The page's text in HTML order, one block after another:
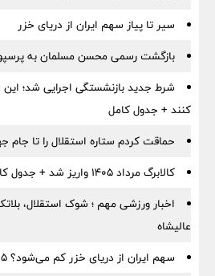
سیر تا پیاز سهم ایران از دریای خزر
بازگشت رسمی محسن مسلمان به
کنند + جدول کامل
حماقت کردم ستاره استقلال را تا جام
کالابرگ مرداد ۱۴۰۵ واریز شد + جدول کامل
اخبار ورزشی مهم ؛ شوک استقلال،
عالیشاه
سهم ایران از دریای خزر کم می‌شود؟ ۵ ابهام مهم کنوانسیون خزر